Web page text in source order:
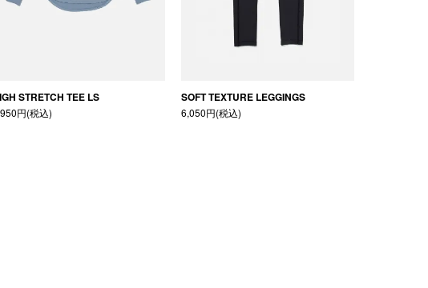
STRETCH TEE LS
円(税込)
SOFT TEXTURE LEGGINGS
6,050円(税込)